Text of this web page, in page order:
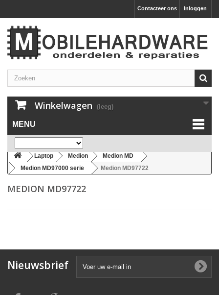
Inloggen
Contacteer ons
Winkelwagen (leeg)
MENU
Laptop Medion
Medion MD
Medion MD97000 serie
Medion MD97722
MEDION MD97722
Nieuwsbrief